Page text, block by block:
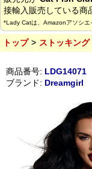
接輸入販売している商
*Lady Catは、Amazonアソシエ
トップ ストッキング
商品番号: LDG14071
ブランド: Dreamgirl